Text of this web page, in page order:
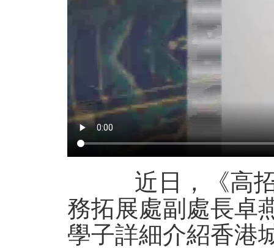
近日，《高招
務拓展處副處長卓
學子詳細介紹香港